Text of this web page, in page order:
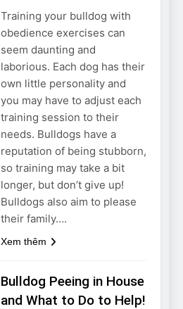
Training your bulldog with
obedience exercises can
seem daunting and
laborious. Each dog has their
own little personality and
you may have to adjust each
training session to their
needs. Bulldogs have a
reputation of being stubborn,
so training may take a bit
longer, but don’t give up!
Bulldogs also aim to please
their family….
Xem thêm
Bulldog Peeing in House
and What to Do to Help!